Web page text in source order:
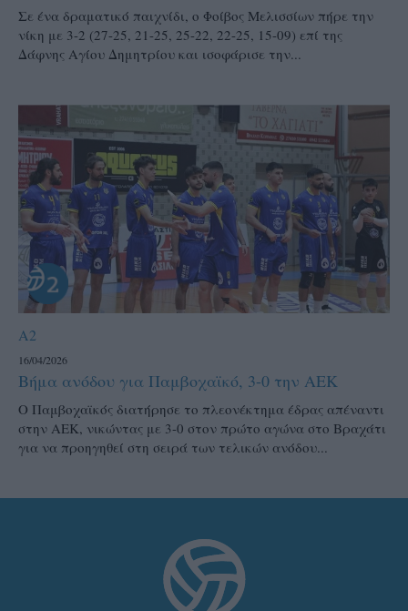
Σε ένα δραματικό παιχνίδι, ο Φοίβος Μελισσίων πήρε την
νίκη με 3-2 (27-25, 21-25, 25-22, 22-25, 15-09) επί της
Δάφνης Αγίου Δημητρίου και ισοφάρισε την...
A2
16/04/2026
Βήμα ανόδου για Παμβοχαϊκό, 3-0 την ΑΕΚ
Ο Παμβοχαϊκός διατήρησε το πλεονέκτημα έδρας απέναντι
στην ΑΕΚ, νικώντας με 3-0 στον πρώτο αγώνα στο Βραχάτι
για να προηγηθεί στη σειρά των τελικών ανόδου...